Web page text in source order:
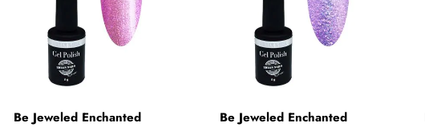
Be Jeweled Enchanted
Be Jeweled Enchanted